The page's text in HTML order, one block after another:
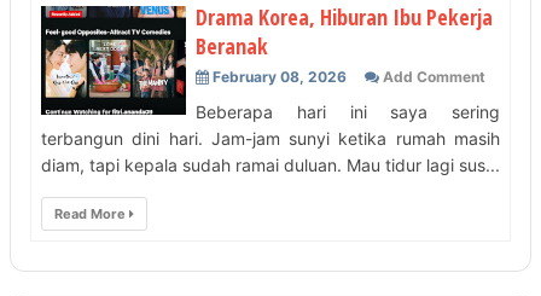
Drama Korea, Hiburan Ibu Pekerja
Beranak
February 08, 2026 Add Comment
Beberapa hari ini saya sering
terbangun dini hari. Jam-jam sunyi ketika rumah masih
diam, tapi kepala sudah ramai duluan. Mau tidur lagi sus...
Read More